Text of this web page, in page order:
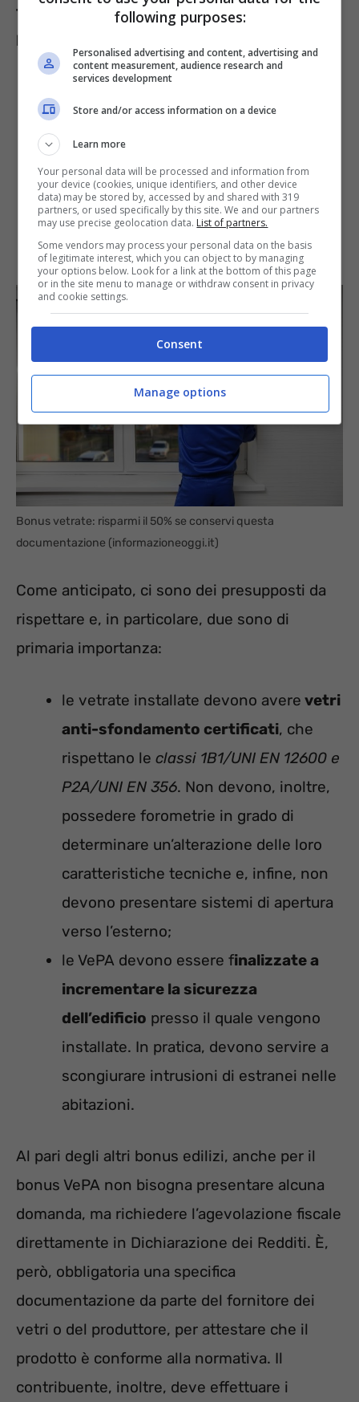
trasformazione di mansarde, soffitte e
balconi in verande
Bonus vetrate: risparmi il 50% se conservi questa
documentazione (informazioneoggi.it)
Come anticipato, ci sono dei presupposti da
rispettare e, in particolare, due sono di
primaria importanza:
le vetrate installate devono avere vetri
anti-sfondamento certificati, che
rispettano le classi 1B1/UNI EN 12600 e
P2A/UNI EN 356. Non devono, inoltre,
possedere forometrie in grado di
determinare un’alterazione delle loro
caratteristiche tecniche e, infine, non
devono presentare sistemi di apertura
verso l’esterno;
le VePA devono essere finalizzate a
incrementare la sicurezza
dell’edificio presso il quale vengono
installate. In pratica, devono servire a
scongiurare intrusioni di estranei nelle
abitazioni.
Al pari degli altri bonus edilizi, anche per il
bonus VePA non bisogna presentare alcuna
domanda, ma richiedere l’agevolazione fiscale
direttamente in Dichiarazione dei Redditi. È,
però, obbligatoria una specifica
documentazione da parte del fornitore dei
vetri o del produttore, per attestare che il
prodotto è conforme alla normativa. Il
contribuente, inoltre, deve effettuare i
following purposes:
Personalised advertising and content, advertising and
content measurement, audience research and
services development
Store and/or access information on a device
Learn more
Your personal data will be processed and information from
your device (cookies, unique identifiers, and other device
data) may be stored by, accessed by and shared with 319
partners, or used specifically by this site. We and our partners
may use precise geolocation data. List of partners.
Some vendors may process your personal data on the basis
of legitimate interest, which you can object to by managing
your options below. Look for a link at the bottom of this page
or in the site menu to manage or withdraw consent in privacy
and cookie settings.
Consent
Manage options